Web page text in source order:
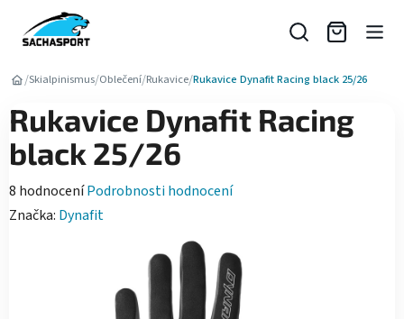
obsah
/Skialpinismus/Oblečení/Rukavice/Rukavice Dynafit Racing black 25/26
Rukavice Dynafit Racing
black 25/26
Průměrné
hodnocení
8 hodnoceníPodrobnosti hodnocení
Značka: Dynafit